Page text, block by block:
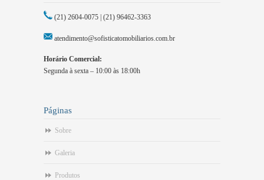
(21) 2604-0075 | (21) 96462-3363
atendimento@sofisticatomobiliarios.com.br
Horário Comercial:
Segunda à sexta – 10:00 às 18:00h
Páginas
Sobre
Galeria
Produtos